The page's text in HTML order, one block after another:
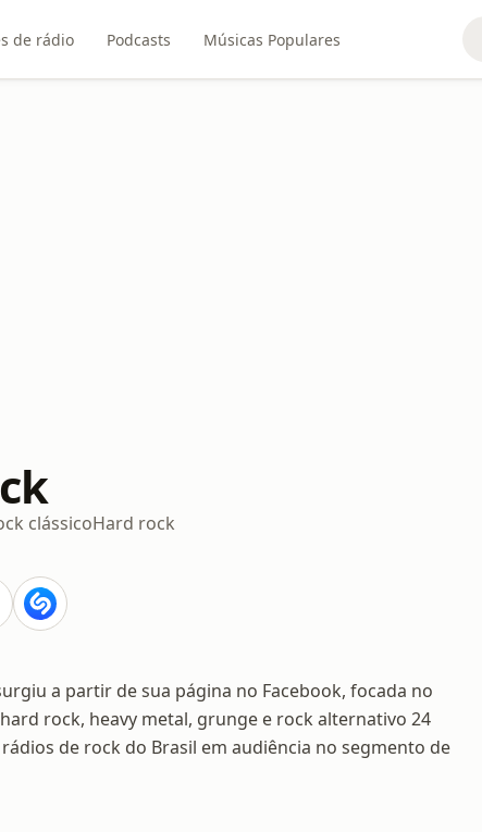
de rádio Podcasts Músicas Populares
clássicoHard rock
a partir de sua página no Facebook, focada no
rock, heavy metal, grunge e rock alternativo 24
de rock do Brasil em audiência no segmento de